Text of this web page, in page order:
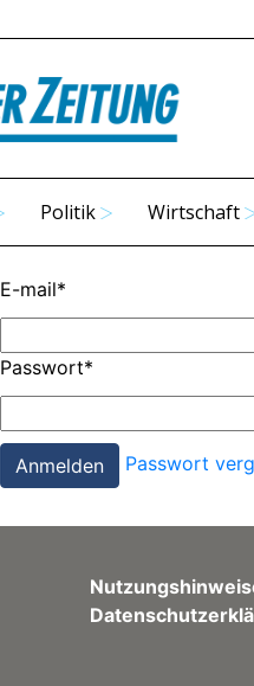
Politik Wirtschaft
E-mail*
Passwort*
Passwort